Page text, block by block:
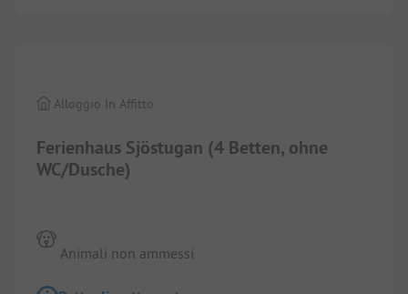
Ferienhaus Sjöstugan (4 Betten, ohne
WC/Dusche)
Alloggio In Affitto
Animali non ammessi